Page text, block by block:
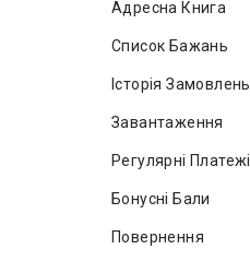
Адресна Книга
Список Бажань
Історія Замовлень
Завантаження
Регулярні Платежі
Бонусні Бали
Повернення